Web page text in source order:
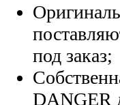
под заказ;
DANGER